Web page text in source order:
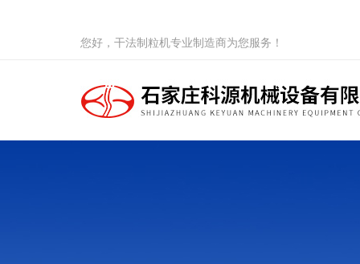
您好，干法制粒机专业制造商为您服务！